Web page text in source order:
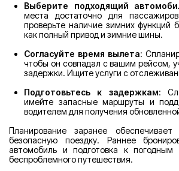
Выберите подходящий
места достаточно для
проверьте наличие зимних функций
как полный привод и зимние шины.
Согласуйте время вылета:
чтобы он совпадал с вашим рейсом,
задержки. Ищите услуги с
Подготовьтесь к задержкам:
имейте запасные маршруты и
водителем для получения
Планирование заранее
безопасную поездку. Раннее
автомобиль и подготовка к
беспроблемного путешествия.